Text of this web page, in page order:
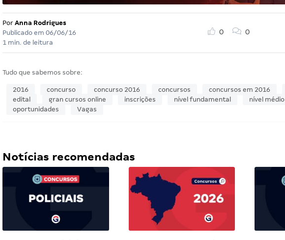
Por Anna Rodrigues
Publicado em 06/06/16
1 min. de leitura
0 0
Tudo que sabemos sobre:
2016 concurso concurso 2016 concursos concursos em 2016
edital
gran cursos online inscrições nível fundamental nível médio
oportunidades
Vagas
Notícias recomendadas